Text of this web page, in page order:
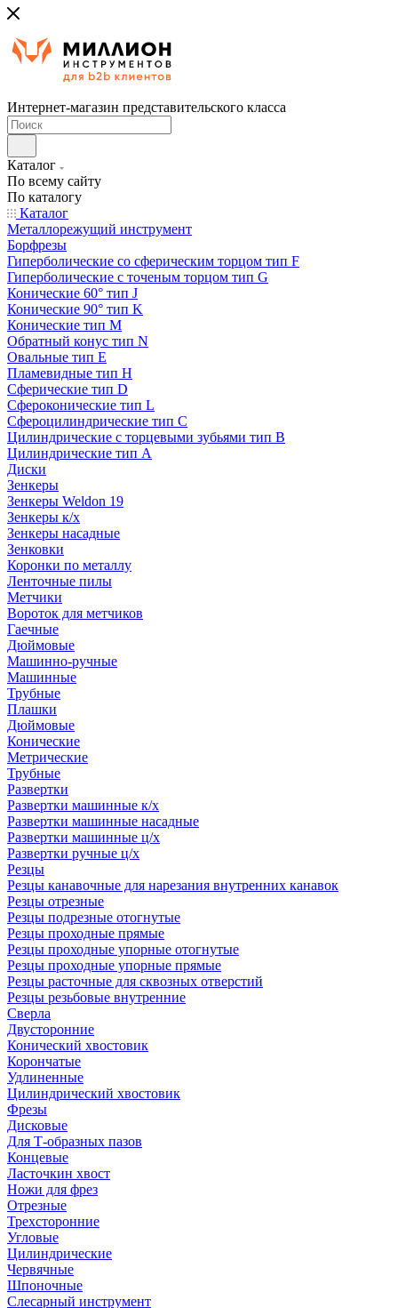
Интернет-магазин представительского класса
Каталог
По всему сайту
По каталогу
Каталог
Металлорежущий инструмент
Борфрезы
Гиперболические cо сферическим торцом тип F
Гиперболические с точеным торцом тип G
Конические 60° тип J
Конические 90° тип K
Конические тип M
Обратный конус тип N
Овальные тип E
Пламевидные тип H
Сферические тип D
Сфероконические тип L
Сфероцилиндрические тип C
Цилиндрические с торцевыми зубьями тип B
Цилиндрические тип А
Диски
Зенкеры
Зенкеры Weldon 19
Зенкеры к/х
Зенкеры насадные
Зенковки
Коронки по металлу
Ленточные пилы
Метчики
Вороток для метчиков
Гаечные
Дюймовые
Машинно-ручные
Машинные
Трубные
Плашки
Дюймовые
Конические
Метрические
Трубные
Развертки
Развертки машинные к/х
Развертки машинные насадные
Развертки машинные ц/х
Развертки ручные ц/х
Резцы
Резцы канавочные для нарезания внутренних канавок
Резцы отрезные
Резцы подрезные отогнутые
Резцы проходные прямые
Резцы проходные упорные отогнутые
Резцы проходные упорные прямые
Резцы расточные для сквозных отверстий
Резцы резьбовые внутренние
Сверла
Двусторонние
Конический хвостовик
Корончатые
Удлиненные
Цилиндрический хвостовик
Фрезы
Дисковые
Для Т-образных пазов
Концевые
Ласточкин хвост
Ножи для фрез
Отрезные
Трехсторонние
Угловые
Цилиндрические
Червячные
Шпоночные
Слесарный инструмент